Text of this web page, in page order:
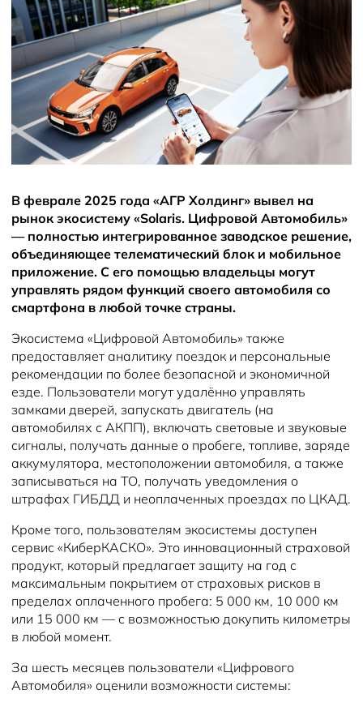
Solaris Забота
Плати частями
Помощь на дорогах
Замена масла
Замена тормозных колодок и дисков
Информация о дилере
Новости
Новый раздел
В феврале 2025 года «АГР Холдинг» вывел на
рынок экосистему «Solaris. Цифровой Автомобиль»
— полностью интегрированное заводское решение,
объединяющее телематический блок и мобильное
приложение. С его помощью владельцы могут
управлять рядом функций своего автомобиля со
смартфона в любой точке страны.
Экосистема «Цифровой Автомобиль» также
предоставляет аналитику поездок и персональные
рекомендации по более безопасной и экономичной
езде. Пользователи могут удалённо управлять
замками дверей, запускать двигатель (на
автомобилях с АКПП), включать световые и звуковые
сигналы, получать данные о пробеге, топливе, заряде
аккумулятора, местоположении автомобиля, а также
записываться на ТО, получать уведомления о
штрафах ГИБДД и неоплаченных проездах по ЦКАД.
Кроме того, пользователям экосистемы доступен
сервис «КиберКАСКО». Это инновационный страховой
продукт, который предлагает защиту на год с
максимальным покрытием от страховых рисков в
пределах оплаченного пробега: 5 000 км, 10 000 км
или 15 000 км — с возможностью докупить километры
в любой момент.
За шесть месяцев пользователи «Цифрового
Автомобиля» оценили возможности системы: